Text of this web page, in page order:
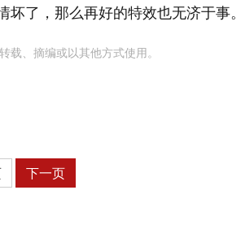
了，那么再好的特效也无济于事。
载、摘编或以其他方式使用。
下一页